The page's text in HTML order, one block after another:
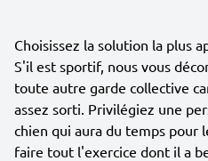
Choisissez la solution la plus
S'il est sportif, nous vous
toute autre garde collective
assez sorti. Privilégiez une
chien qui aura du temps pour
faire tout l'exercice dont il a